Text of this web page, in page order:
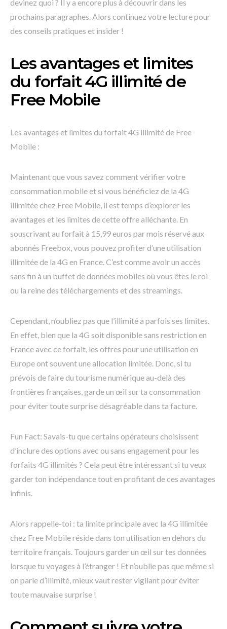
devinez quoi ? Il y a encore plus à découvrir dans les
prochains paragraphes. Alors continuez votre lecture pour
des conseils pratiques et insider !
Les avantages et limites
du forfait 4G illimité de
Free Mobile
Les avantages et limites du forfait 4G illimité de Free
Mobile :
Maintenant que vous savez comment vérifier votre
consommation mobile et si vous bénéficiez de la 4G
illimitée chez Free Mobile, il est temps d’explorer les
avantages et les limites de cette offre alléchante. En
souscrivant au forfait à 15,99 euros par mois réservé aux
abonnés Freebox, vous pouvez profiter d’une utilisation
illimitée de la 4G en France. C’est comme avoir un accès
sans fin à un buffet de données mobiles où vous êtes le roi
ou la reine des téléchargements et des streamings.
Cependant, n’oubliez pas que l’illimité a parfois ses limites.
En effet, bien que la 4G soit disponible sans restriction en
France avec ce forfait, les offres pour une utilisation en
Europe ont souvent une allocation limitée. Donc, si tu
prévois de faire du tourisme numérique au-delà des
frontières françaises, garde un œil sur ta consommation
pour éviter toute surprise désagréable dans ta facture.
Fun Fact: Savais-tu que certains opérateurs choisissent
d’inclure des options avec ou sans engagement pour les
forfaits 4G illimités ? Cela peut être intéressant si tu veux
garder ton indépendance tout en profitant de ces avantages
infinis.
Alors rappelle-toi : ta limite principale avec la 4G illimitée
chez Free Mobile réside dans ton utilisation en dehors du
territoire français. Toujours garder un œil sur tes données
lorsque tu voyages à l’étranger ! Et n’oublie pas que même si
on parle d’illimité, mieux vaut rester vigilant pour éviter
toute mauvaise surprise !